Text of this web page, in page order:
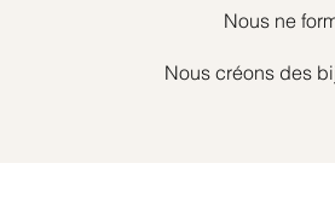
Nous ne
Nous créons des